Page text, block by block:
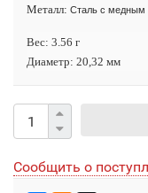
Металл: Сталь с медным
Вес: 3.56 г
Диаметр: 20,32 мм
Сообщить о